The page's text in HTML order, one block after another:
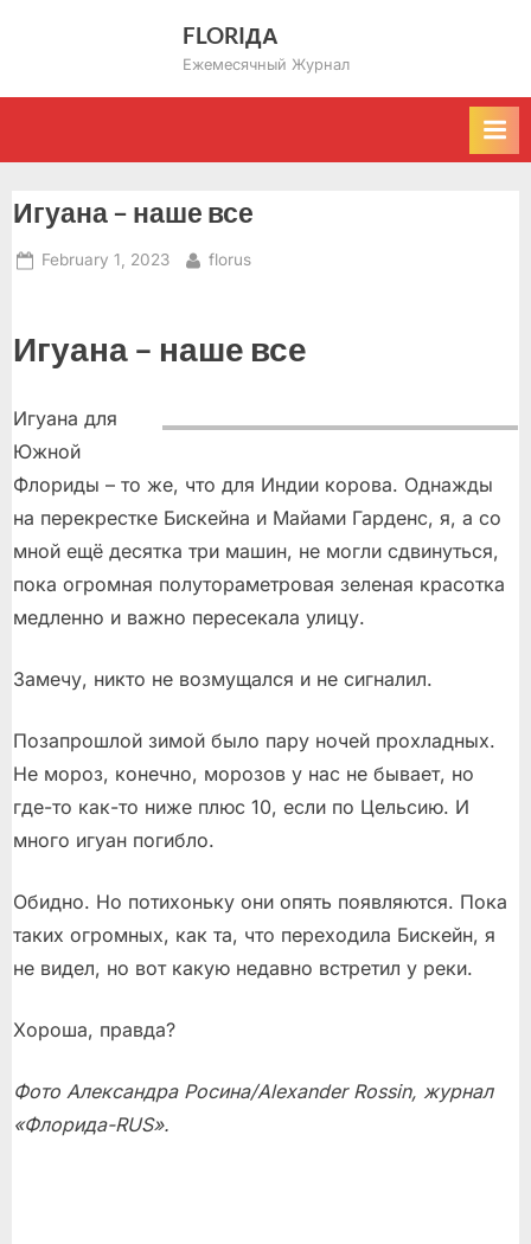
FLORIДА
Ежемесячный Журнал
Игуана – наше все
Posted
February 1, 2023 By
florus
Игуана – наше все
Игуана для
Южной
Флориды – то же, что для Индии корова. Однажды
на перекрестке Бискейна и Майами Гарденс, я, а со
мной ещё десятка три машин, не могли сдвинуться,
пока огромная полутораметровая зеленая красотка
медленно и важно пересекала улицу.
Замечу, никто не возмущался и не сигналил.
Позапрошлой зимой было пару ночей прохладных.
Не мороз, конечно, морозов у нас не бывает, но
где-то как-то ниже плюс 10, если по Цельсию. И
много игуан погибло.
Обидно. Но потихоньку они опять появляются. Пока
таких огромных, как та, что переходила Бискейн, я
не видел, но вот какую недавно встретил у реки.
Хороша, правда?
Фото Александра Росина/Alexander Rossin, журнал
«Флорида-RUS».